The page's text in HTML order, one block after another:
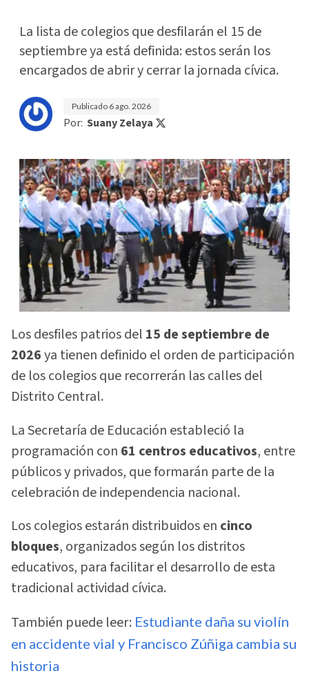
La lista de colegios que desfilarán el 15 de
septiembre ya está definida: estos serán los
encargados de abrir y cerrar la jornada cívica.
Publicado 6 ago. 2026
Por: Suany Zelaya
Los desfiles patrios del 15 de septiembre de
2026ya tienen definido el orden de participación
de los colegios que recorrerán las calles del
Distrito Central.
La Secretaría de Educación estableció la
programación con 61 centros educativos, entre
públicos y privados, que formarán parte de la
celebración de independencia nacional.
Los colegios estarán distribuidos en cinco
bloques, organizados según los distritos
educativos, para facilitar el desarrollo de esta
tradicional actividad cívica.
También puede leer: Estudiante daña su violín
en accidente vial y Francisco Zúñiga cambia su
historia